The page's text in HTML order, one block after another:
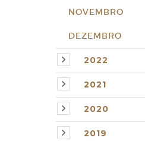
NOVEMBRO
DEZEMBRO
2022
2021
2020
2019